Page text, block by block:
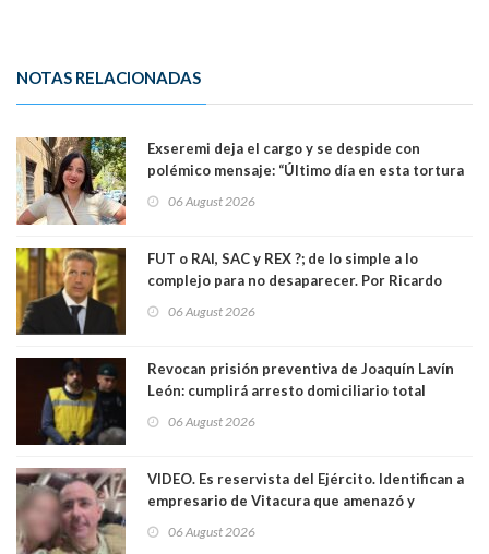
NOTAS RELACIONADAS
Exseremi deja el cargo y se despide con
polémico mensaje: “Último día en esta tortura
06 August 2026
FUT o RAI, SAC y REX ?; de lo simple a lo
complejo para no desaparecer. Por Ricardo
06 August 2026
Revocan prisión preventiva de Joaquín Lavín
León: cumplirá arresto domiciliario total
06 August 2026
VIDEO. Es reservista del Ejército. Identifican a
empresario de Vitacura que amenazó y
al "ring raja". Se trata de Andrés Arrieta y la
06 August 2026